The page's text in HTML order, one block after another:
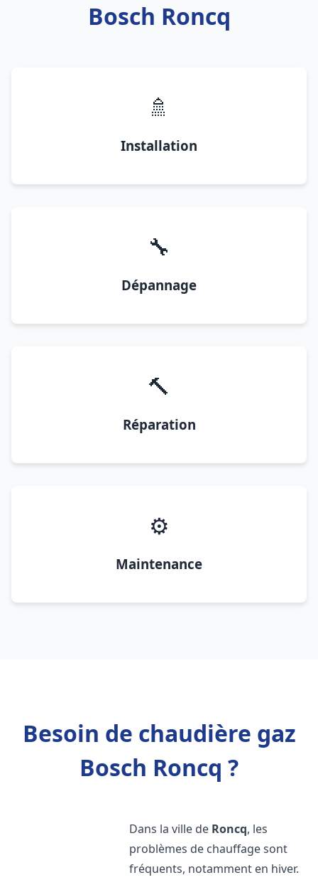
Bosch Roncq
🚿
Installation
🔧
Dépannage
🔨
Réparation
⚙️
Maintenance
Besoin de chaudière gaz
Bosch Roncq ?
Dans la ville de Roncq, les
problèmes de chauffage sont
fréquents, notamment en hiver.